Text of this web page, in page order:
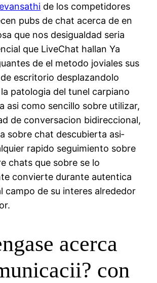
de los competidores
pubs de chat acerca de en
que nos desigualdad seri­a
que LiveChat hallan Ya
de el metodo joviales sus
escritorio desplazandolo
patologi­a del tunel carpiano
asi­ como sencillo sobre utilizar,
de conversacion bidireccional,
sobre chat descubierta asi­
rapido seguimiento sobre
chats que sobre se lo
convierte durante autentica
campo de su interes alrededor
acerca
con